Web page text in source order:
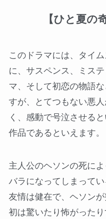
【ひと夏の
このドラマには、タイ
に、サスペンス、ミス
マ、そして初恋の物語
すが、とてつもない悪
く、感動で号泣させる
作品であるといえます。
主人公のヘソンの死に
バラになってしまって
友情は健在で、ヘソン
初は驚いたり怖がった